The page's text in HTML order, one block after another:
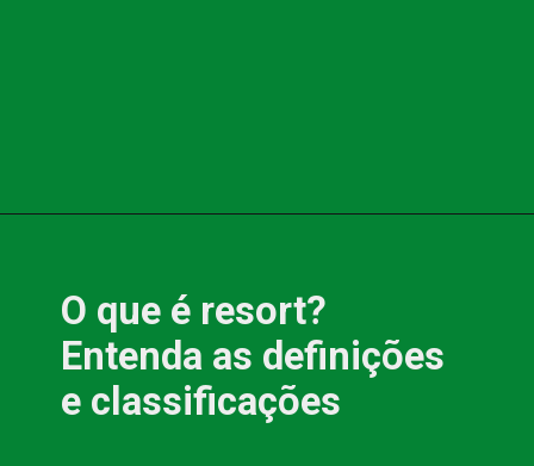
O que é resort?
Entenda as definições
e classificações